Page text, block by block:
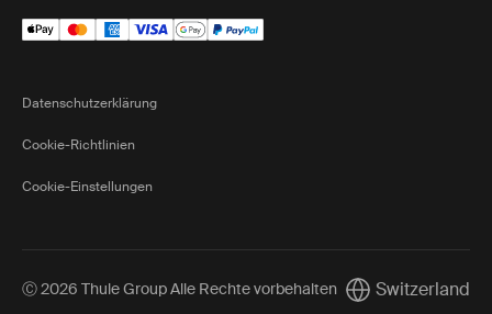
Datenschutzerklärung
Cookie-Richtlinien
Cookie-Einstellungen
Ⓒ 2026 Thule Group Alle Rechte vorbehalten Current market/
Switzerland